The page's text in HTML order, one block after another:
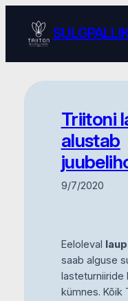
content
Triitoni
alustab
9/7/2020
Eeloleval
saab alguse
lasteturniiride
kümnes. Kõik